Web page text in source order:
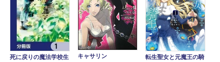
死に戻りの魔法学校生
キャサリン
転生聖女と元魔王の騎